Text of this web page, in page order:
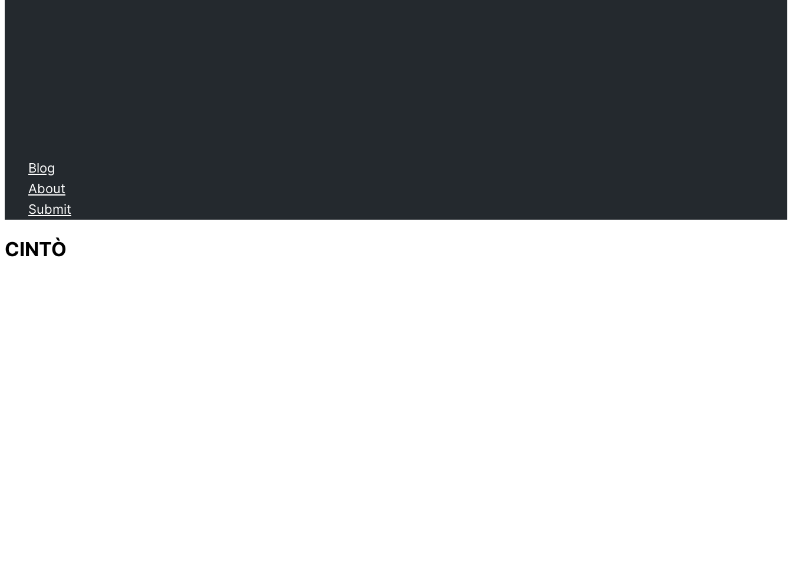
Blog
About
Submit
CINTÒ